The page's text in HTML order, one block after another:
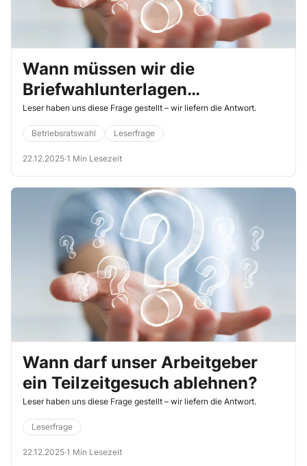
Wann müssen wir die
Briefwahlunterlagen
automatisch verschicken?
Leser haben uns diese Frage gestellt – wir liefern die Antwort.
Betriebsratswahl Leserfrage
22.12.2025·1 Min Lesezeit
Wann darf unser Arbeitgeber
ein Teilzeitgesuch ablehnen?
Leser haben uns diese Frage gestellt – wir liefern die Antwort.
Leserfrage
22.12.2025·1 Min Lesezeit